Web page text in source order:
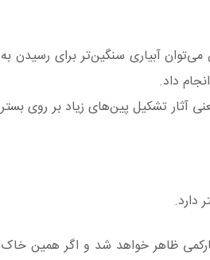
آبیاری سنگین‌تر برای رسیدن به
انجام داد.
تشکیل پین‌های زیاد بر روی بستر
دارد.
ظاهر خواهد شد و اگر همین خاک